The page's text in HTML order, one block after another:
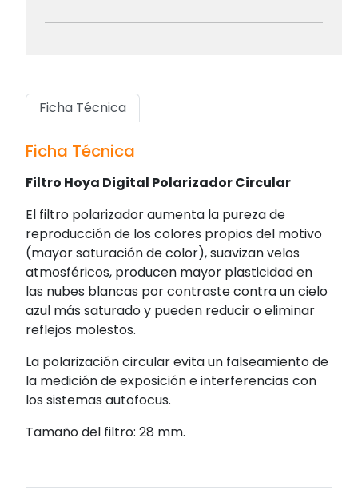
Ficha Técnica
Ficha Técnica
Filtro Hoya Digital Polarizador Circular
El filtro polarizador aumenta la pureza de
reproducción de los colores propios del motivo
(mayor saturación de color), suavizan velos
atmosféricos, producen mayor plasticidad en
las nubes blancas por contraste contra un cielo
azul más saturado y pueden reducir o eliminar
reflejos molestos.
La polarización circular evita un falseamiento de
la medición de exposición e interferencias con
los sistemas autofocus.
Tamaño del filtro: 28 mm.